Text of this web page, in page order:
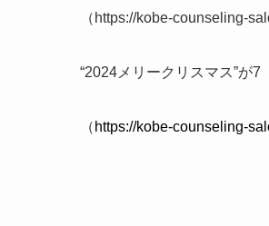
（https://kobe-counseling-
“2024メリークリスマス”が7
（ https://kobe-counseling-